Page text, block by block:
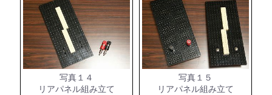
写真１４
リアパネル組み立て
写真１５
リアパネル組み立て